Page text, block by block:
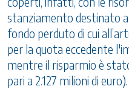
stanziamento destinato
fondo perduto di cui
per la quota eccedente
mentre il risparmio è
pari a 2.127 milioni di euro).